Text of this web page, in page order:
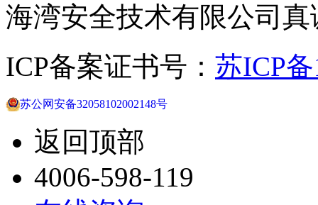
海湾安全技术有限公司
ICP备案证书号： 苏ICP
苏公网安备32058102002148号
返回顶部
4006-598-119